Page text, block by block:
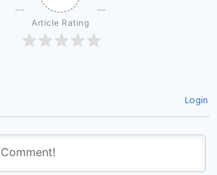
Article Rating
Login